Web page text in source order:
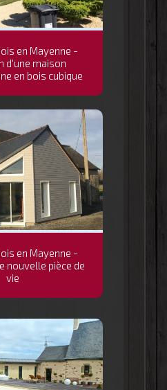
en Mayenne -
d'une maison
en bois cubique
en Mayenne -
nouvelle pièce de
vie